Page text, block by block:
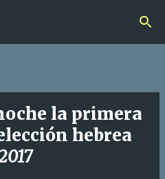
principal
la primera
hebrea